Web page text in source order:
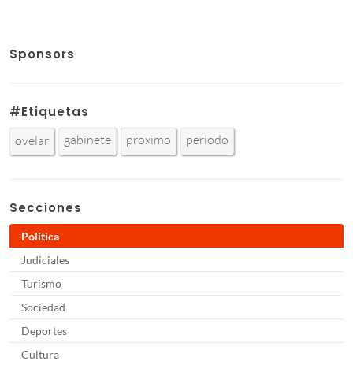
Sponsors
#Etiquetas
ovelar gabinete proximo periodo
Secciones
Política
Judiciales
Turismo
Sociedad
Deportes
Cultura